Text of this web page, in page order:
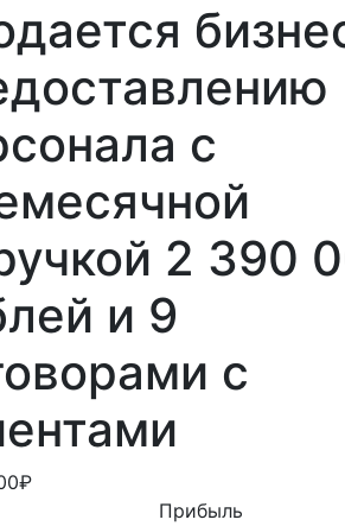
с
2 390
и 9
с
Прибыль